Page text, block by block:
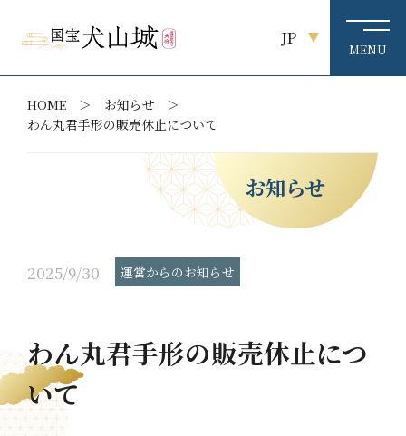
JP
HOME
お知らせ
わん丸君手形の販売休止について
お知らせ
2025/9/30 運営からのお知らせ
わん丸君手形の販売休止につ
いて